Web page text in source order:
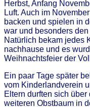
Herbst, Anfang
Luft. Auch im
backen und spielen in
war und besonders
Natürlich bekam jedes
nachhause und es
Weihnachtsfeier der
Ein paar Tage später
vom Kinderlandverein
Eltern durften sich
weiteren Obstbaum in